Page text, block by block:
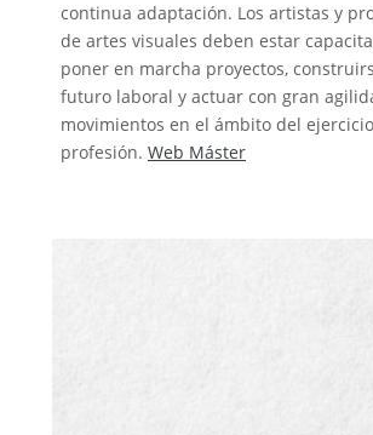
continua adaptación. Los artistas y
de artes visuales deben estar
poner en marcha proyectos,
futuro laboral y actuar con gran
movimientos en el ámbito del
profesión. Web Máster